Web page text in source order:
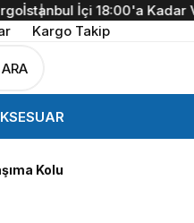
İçi 18:00'a Kadar
Kargo Takip
ARA
Kolu